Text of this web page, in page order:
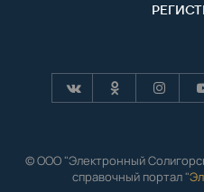
© ООО "Электронный
справочный портал "